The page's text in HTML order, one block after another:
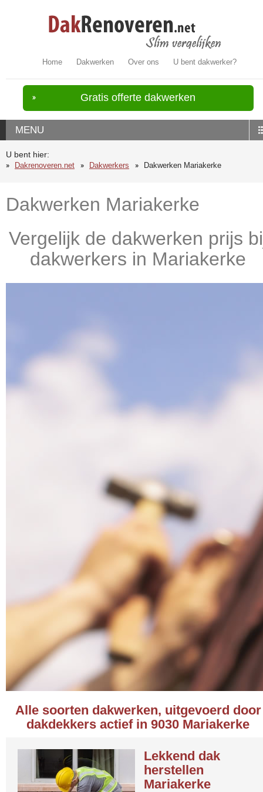
Home Dakwerken Over ons U bent dakwerker?
Gratis offerte dakwerken
MENU
U bent hier:
Dakrenoveren.net
Dakwerkers Dakwerken Mariakerke
Dakwerken Mariakerke
Vergelijk de dakwerken prijs
dakwerkers in Mariakerke
Alle soorten dakwerken, uitgevoerd door
dakdekkers actief in 9030 Mariakerke
Lekkend dak
herstellen
Mariakerke